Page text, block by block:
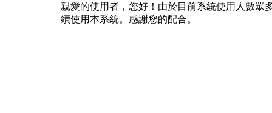
親愛的使用者，您好！由於目前系統使用人數眾
續使用本系統。感謝您的配合。